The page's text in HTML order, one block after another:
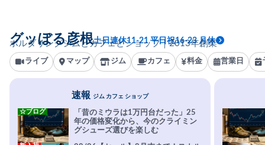
ボルダリングジムとカフェとショップ｜2013年創業
グッぼる彦根土日連休11-21 平日祝16-23 月休
ライブ マップ ジム カフェ 料金 営業日
速報 ジム カフェ ショップ
「昔のミウラは1万円台だった」25
年の価格変化から、今のクライミン
グシューズ選びを楽しむ
☆ブログ